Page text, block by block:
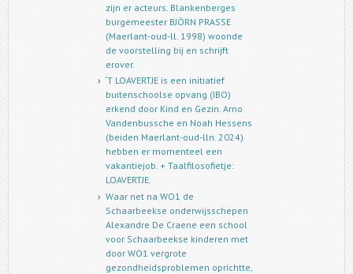
zijn er acteurs. Blankenberges
burgemeester BJÖRN PRASSE
(Maerlant-oud-ll. 1998) woonde
de voorstelling bij en schrijft
erover.
‘T LOAVERTJE is een initiatief
buitenschoolse opvang (IBO)
erkend door Kind en Gezin. Arno
Vandenbussche en Noah Hessens
(beiden Maerlant-oud-lln. 2024)
hebben er momenteel een
vakantiejob. + Taalfilosofietje:
LOAVERTJE.
Waar net na WO1 de
Schaarbeekse onderwijsschepen
Alexandre De Craene een school
voor Schaarbeekse kinderen met
door WO1 vergrote
gezondheidsproblemen oprichtte,